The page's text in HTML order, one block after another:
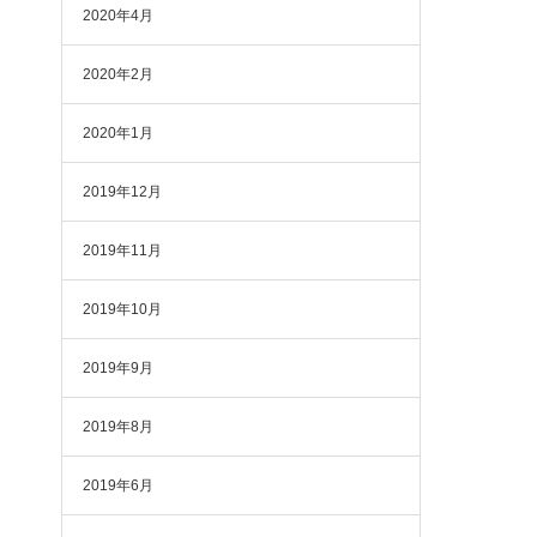
2020年4月
2020年2月
2020年1月
2019年12月
2019年11月
2019年10月
2019年9月
2019年8月
2019年6月